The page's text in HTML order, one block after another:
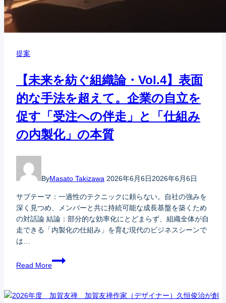
提案
【未来を紡ぐ組織論・Vol.4】表面
的な手法を超えて。企業の自立を
促す「受注への伴走」と「仕組み
の内製化」の本質
ByMasato Takizawa 2026年6月6日2026年6月6日
サブテーマ：一過性のテクニックに頼らない。自社の強みを
深く見つめ、メンバーと共に持続可能な成長基盤を築くため
の対話論 結論：部分的な効率化にとどまらず、組織全体が自
走できる「内製化の仕組み」を育む現代のビジネスシーンで
は…
Read More